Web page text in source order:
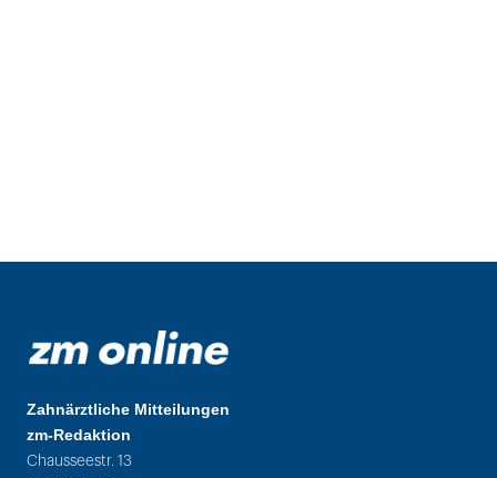
Zahnärztliche Mitteilungen
zm-Redaktion
Chausseestr. 13